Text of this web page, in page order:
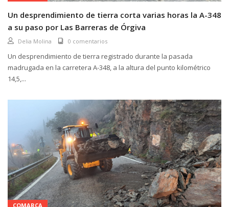
Un desprendimiento de tierra corta varias horas la A-348
a su paso por Las Barreras de Órgiva
Delia Molina 0 comentarios
Un desprendimiento de tierra registrado durante la pasada
madrugada en la carretera A-348, a la altura del punto kilométrico
14,5,...
COMARCA